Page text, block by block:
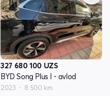
327 680 100 UZS
BYD Song Plus I - avlod
2023 8 500 km